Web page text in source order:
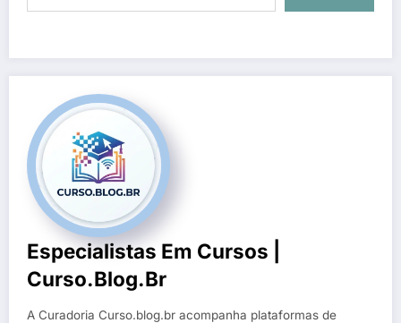
Especialistas Em Cursos |
Curso.blog.br
A Curadoria Curso.blog.br acompanha plataformas de